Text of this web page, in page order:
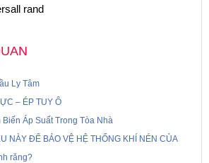
rand
Ly Tâm
– ÉP TUY Ô
Áp Suất Trong Tòa Nhà
NÀY ĐỂ BẢO VỆ HỆ THỐNG KHÍ NÉN CỦA
răng?